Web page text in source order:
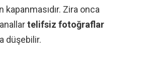
Zira onca
telifsiz fotoğraflar
düşebilir.